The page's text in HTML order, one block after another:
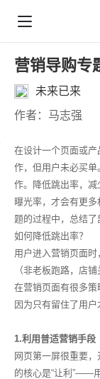
营销导购专
未来已来
作者：马志强
在设计一个页面或
作，但用户未必买
作。降低跳出率，
曝光率，才会有更
题的过程中，总结了
如何降低跳出率？
用户进入营销页面
（非老板跑路，店
在营销页面有很多策
因为只有留住了用户
1.利用普适营销手段
网页第一屏很重要
的核心是“让利”——